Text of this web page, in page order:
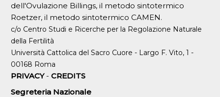
dell'Ovulazione Billings, il metodo sintotermico
Roetzer, il metodo sintotermico CAMEN.
c/o Centro Studi e Ricerche per la Regolazione Naturale
della Fertilità
Università Cattolica del Sacro Cuore - Largo F. Vito, 1 -
00168 Roma
PRIVACY-CREDITS
Segreteria Nazionale